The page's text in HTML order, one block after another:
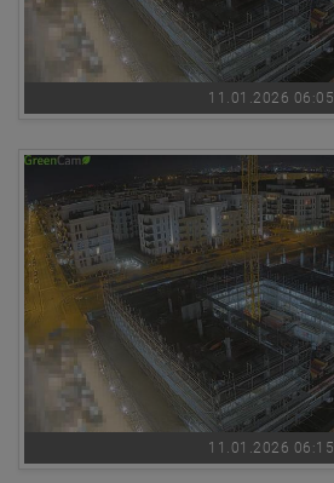
11.01.2026 06:05
11.01.2026 06:15